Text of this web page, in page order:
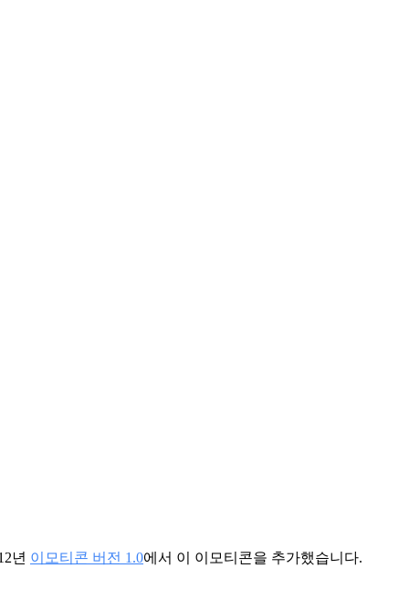
년 이모티콘 버전 1.0에서 이 이모티콘을 추가했습니다.